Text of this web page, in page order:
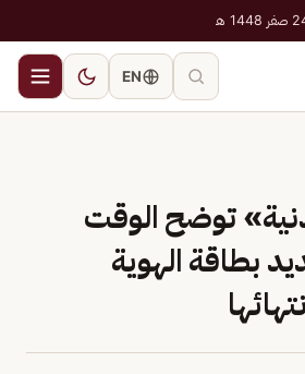
EN
توضح الوقت
بطاقة الهوية